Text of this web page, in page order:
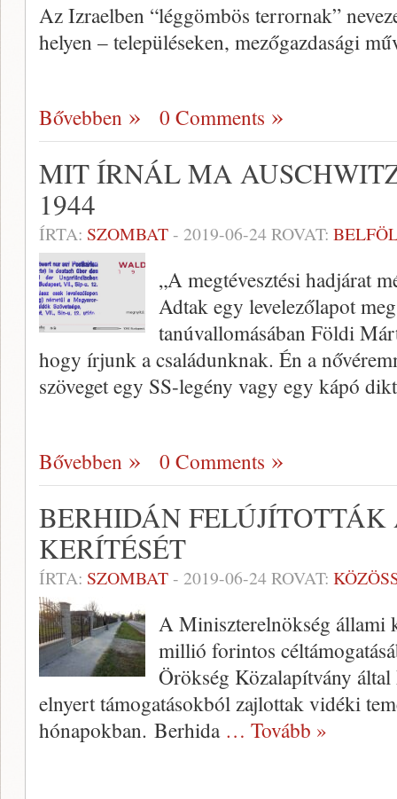
Az Izraelben “léggömbös terrornak”
helyen – településeken, mezőgazdasági
Bővebben 0 Comments
MIT ÍRNÁL MA
1944
ÍRTA: SZOMBAT- 2019-06-24ROVAT:
„A megtévesztési hadjárat
Adtak egy levelezőlapot
tanúvallomásában Földi
hogy írjunk a családunknak. Én a
szöveget egy SS-legény vagy egy kápó
Bővebben 0 Comments
BERHIDÁN
KERÍTÉSÉT
ÍRTA: SZOMBAT- 2019-06-24ROVAT:
A Miniszterelnökség állami
millió forintos
Örökség Közalapítvány
elnyert támogatásokból zajlottak vidéki
hónapokban. Berhida … Tovább »